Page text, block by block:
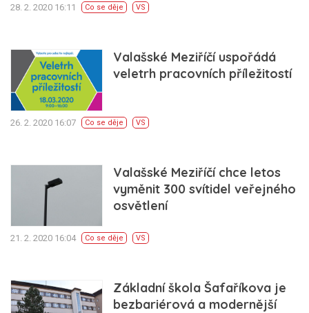
28. 2. 2020 16:11 Co se děje VS
Valašské Meziříčí uspořádá
veletrh pracovních příležitostí
26. 2. 2020 16:07 Co se děje VS
Valašské Meziříčí chce letos
vyměnit 300 svítidel veřejného
osvětlení
21. 2. 2020 16:04 Co se děje VS
Základní škola Šafaříkova je
bezbariérová a modernější